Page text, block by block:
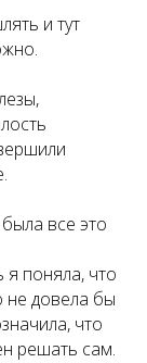
и тут
все это
поняла, что
не довела бы
что
решать сам.